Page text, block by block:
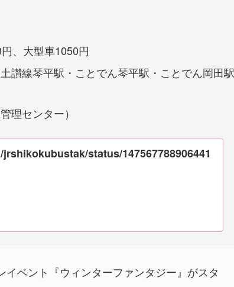
、大型車1050円
讃線琴平駅・ことでん琴平駅・ことでん岡田駅
理センター）
status/147567788906441
ベント『ウィンターファンタジー』がスタ